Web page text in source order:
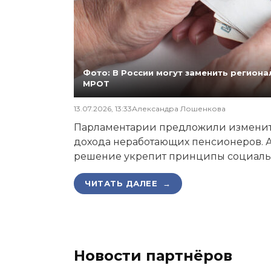
Фото: В России могут заменить
МРОТ
13.07.2026, 13:33Александра Лошенкова
Парламентарии предложили
дохода неработающих пенсионеров.
решение укрепит принципы
ЧИТАТЬ ДАЛЕЕ →
Новости партнёров